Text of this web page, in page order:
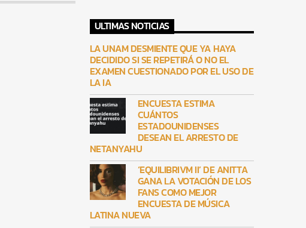
ULTIMAS NOTICIAS
LA UNAM DESMIENTE QUE YA HAYA
DECIDIDO SI SE REPETIRÁ O NO EL
EXAMEN CUESTIONADO POR EL USO DE
LA IA
ENCUESTA ESTIMA
CUÁNTOS
ESTADOUNIDENSES
DESEAN EL ARRESTO DE
NETANYAHU
‘EQUILIBRIVM II’ DE ANITTA
GANA LA VOTACIÓN DE LOS
FANS COMO MEJOR
ENCUESTA DE MÚSICA
LATINA NUEVA